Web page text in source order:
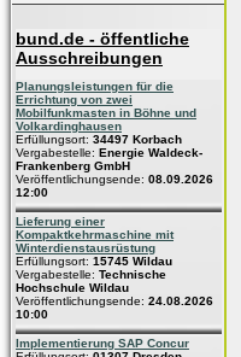
bund.de - öffentliche
Ausschreibungen
Planungsleistungen für die
Errichtung von zwei
Mobilfunkmasten in Böhne und
Volkardinghausen
Erfüllungsort: 34497 Korbach
Vergabestelle: Energie Waldeck-
Frankenberg GmbH
Veröffentlichungsende: 08.09.2026
12:00
Lieferung einer
Kompaktkehrmaschine mit
Winterdienstausrüstung
Erfüllungsort: 15745 Wildau
Vergabestelle: Technische
Hochschule Wildau
Veröffentlichungsende: 24.08.2026
10:00
Implementierung SAP Concur